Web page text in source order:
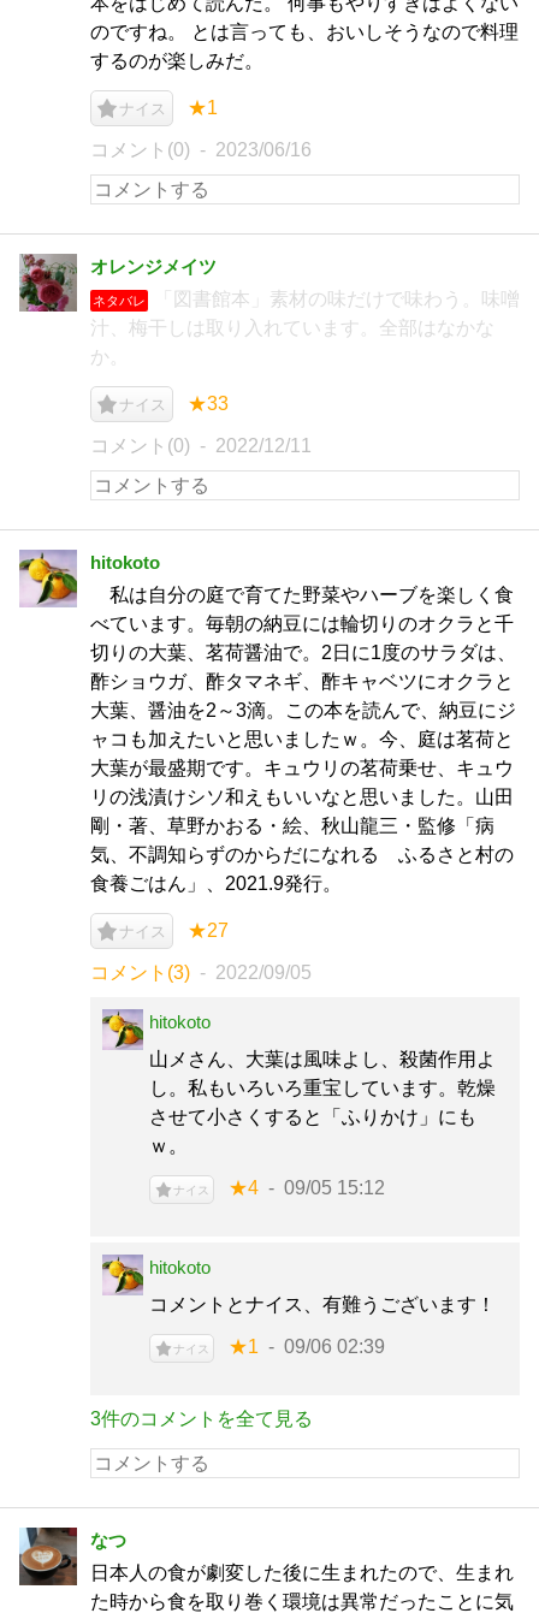
のですね。 とは言っても、おいしそうなので料理
するのが楽しみだ。
ナイス ★1
コメント(0) 2023/06/16
オレンジメイツ
ネタバレ
「図書館本」素材の味だけで味わう。味噌
汁、梅干しは取り入れています。全部はなかな
か。
ナイス ★33
コメント(0) 2022/12/11
hitokoto
私は自分の庭で育てた野菜やハーブを楽しく食
べています。毎朝の納豆には輪切りのオクラと千
切りの大葉、茗荷醤油で。2日に1度のサラダは、
酢ショウガ、酢タマネギ、酢キャベツにオクラと
大葉、醤油を2～3滴。この本を読んで、納豆にジ
ャコも加えたいと思いましたｗ。今、庭は茗荷と
大葉が最盛期です。キュウリの茗荷乗せ、キュウ
リの浅漬けシソ和えもいいなと思いました。山田
剛・著、草野かおる・絵、秋山龍三・監修「病
気、不調知らずのからだになれる ふるさと村の
食養ごはん」、2021.9発行。
ナイス ★27
コメント(3) 2022/09/05
hitokoto
山メさん、大葉は風味よし、殺菌作用よ
し。私もいろいろ重宝しています。乾燥
させて小さくすると「ふりかけ」にも
ｗ。
ナイス ★4 09/05 15:12
hitokoto
コメントとナイス、有難うございます！
ナイス ★1 09/06 02:39
3件のコメントを全て見る
なつ
日本人の食が劇変した後に生まれたので、生まれ
た時から食を取り巻く環境は異常だったことに気